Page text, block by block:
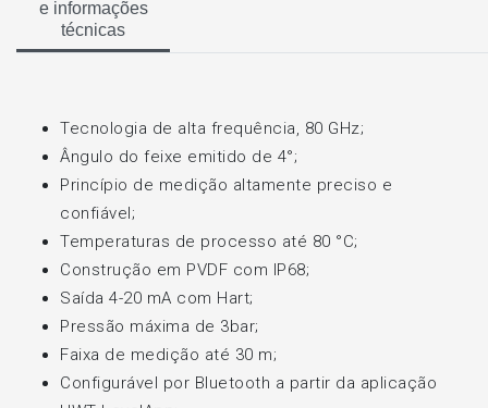
e informações
técnicas
Tecnologia de alta frequência, 80 GHz;
Ângulo do feixe emitido de 4°;
Princípio de medição altamente preciso e
confiável;
Temperaturas de processo até 80 °C;
Construção em PVDF com IP68;
Saída 4-20 mA com Hart;
Pressão máxima de 3bar;
Faixa de medição até 30 m;
Configurável por Bluetooth a partir da aplicação